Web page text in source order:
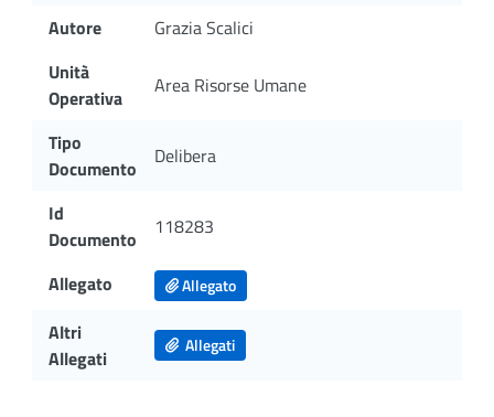
Autore
Grazia Scalici
Unità
Operativa
Area Risorse Umane
Tipo
Documento
Delibera
Id
Documento
118283
Allegato Allegato
Altri
Allegati
Allegati